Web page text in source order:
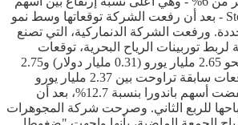
مؤشر Stoxx Europe 600 - بعد أن رفعت الشركة توقعاتها وسط نمو
ورفعت الشركة الدنماركية، التي تصنع
لربط توربينات الرياح البحرية، توقعات
إيراداتها للعام بأكمله بنحو 2.65 مليار يورو (0.31 مليار دولار) و2.75
مليار يورو، مقارنة بتوقعات سابقة تراوحت بين 2.37 مليار يورو
و2.52 مليار يورو. وإنخفضت أسهم باندورا بنسبة 12.7%، بعد أن
للربع الثاني. وصرحت شركة المجوهرات